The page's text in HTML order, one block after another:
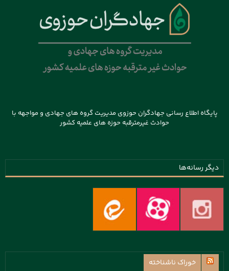
پایگاه اطلاع رسانی جهادگران حوزوی مدیریت گروه های جهادی و مواجهه با
حوادث غیرمترقبه حوزه های علمیه کشور
دیگر رسانه‌ها
خوراک ناشناخته